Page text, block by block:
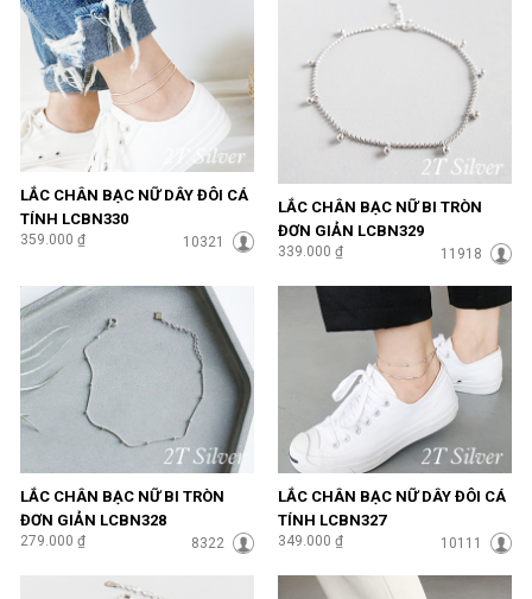
LẮC CHÂN BẠC NỮ DÂY ĐÔI CÁ
TÍNH LCBN330
359.000 ₫ 10321
LẮC CHÂN BẠC NỮ BI TRÒN
ĐƠN GIẢN LCBN329
339.000 ₫ 11918
LẮC CHÂN BẠC NỮ BI TRÒN
ĐƠN GIẢN LCBN328
279.000 ₫ 8322
LẮC CHÂN BẠC NỮ DÂY ĐÔI CÁ
TÍNH LCBN327
349.000 ₫ 10111